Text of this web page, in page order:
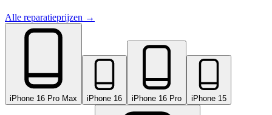
Alle reparatieprijzen →
iPhone 16 Pro Max iPhone 16 iPhone 16 Pro iPhone 15